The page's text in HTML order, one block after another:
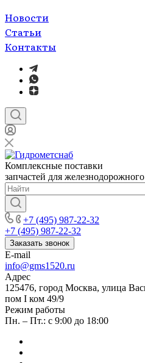
Новости
Статьи
Контакты
Комплексные поставки
запчастей для
+7 (495) 987-22-32
+7 (495) 987-22-32
Заказать звонок
E-mail
info@gms1520.ru
Адрес
125476, город Москва, улица
пом I ком 49/9
Режим работы
Пн. – Пт.: с 9:00 до 18:00